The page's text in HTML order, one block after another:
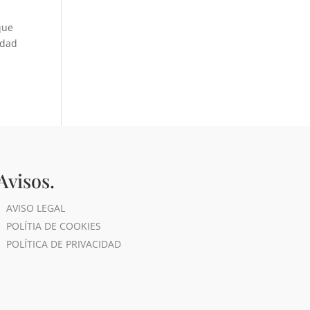
AVISO LEGAL
POLÍTIA DE COOKIES
POLÍTICA DE PRIVACIDAD